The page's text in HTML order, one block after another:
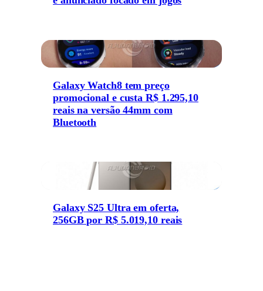
Galaxy Watch8 tem preço
promocional e custa R$ 1.295,10
reais na versão 44mm com
Bluetooth
Galaxy S25 Ultra em oferta,
256GB por R$ 5.019,10 reais